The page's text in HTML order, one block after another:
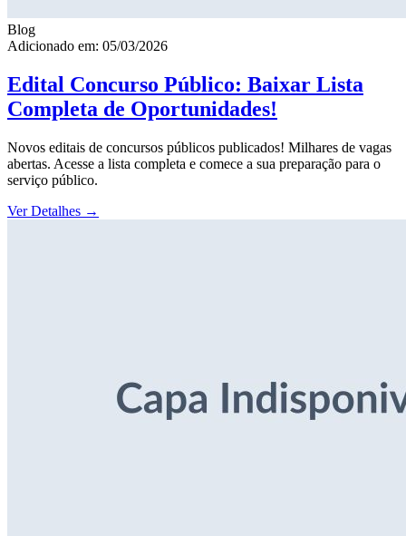
Blog
Adicionado em: 05/03/2026
Edital Concurso Público: Baixar Lista
Completa de Oportunidades!
Novos editais de concursos públicos publicados! Milhares de vagas
abertas. Acesse a lista completa e comece a sua preparação para o
serviço público.
Ver Detalhes →